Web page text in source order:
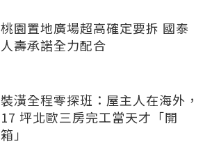
桃園置地廣場超高確定要拆 國泰
人壽承諾全力配合
裝潢全程零探班：屋主人在海外，
17 坪北歐三房完工當天才「開
箱」